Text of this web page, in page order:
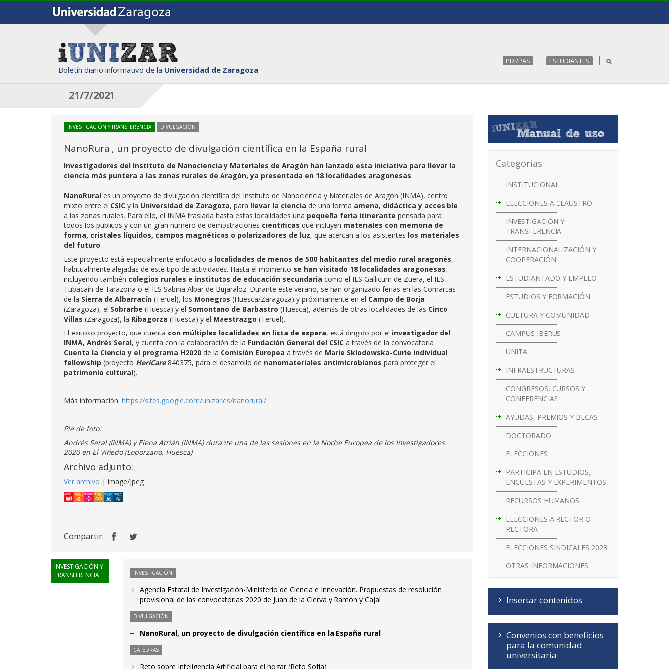
Boletín diario informativo de la Universidad de Zaragoza
PDI/PAS ESTUDIANTES
21/7/2021
Categorías
INSTITUCIONAL
ELECCIONES A CLAUSTRO
INVESTIGACIÓN Y
TRANSFERENCIA
INTERNACIONALIZACIÓN Y
COOPERACIÓN
ESTUDIANTADO Y EMPLEO
ESTUDIOS Y FORMACIÓN
CULTURA Y COMUNIDAD
CAMPUS IBERUS
UNITA
INFRAESTRUCTURAS
CONGRESOS, CURSOS Y
CONFERENCIAS
AYUDAS, PREMIOS Y BECAS
DOCTORADO
ELECCIONES
PARTICIPA EN ESTUDIOS,
ENCUESTAS Y EXPERIMENTOS
RECURSOS HUMANOS
ELECCIONES A RECTOR O
RECTORA
ELECCIONES SINDICALES 2023
OTRAS INFORMACIONES
Insertar contenidos
Convenios con beneficios
para la comunidad
universitaria
INVESTIGACIÓN Y TRANSFERENCIA DIVULGACIÓN
NanoRural, un proyecto de divulgación científica en la España rural
Investigadores del Instituto de Nanociencia y Materiales de Aragón han lanzado esta iniciativa para llevar la
ciencia más puntera a las zonas rurales de Aragón, ya presentada en 18 localidades aragonesas
NanoRural es un proyecto de divulgación científica del Instituto de Nanociencia y Materiales de Aragón (INMA), centro
mixto entre el CSIC y la Universidad de Zaragoza, para llevar la ciencia de una forma amena, didáctica y accesible
a las zonas rurales. Para ello, el INMA traslada hasta estas localidades una pequeña feria itinerante pensada para
todos los públicos y con un gran número de demostraciones científicas que incluyen materiales con memoria de
forma, cristales líquidos, campos magnéticos o polarizadores de luz, que acercan a los asistentes los materiales
del futuro.
Este proyecto está especialmente enfocado a localidades de menos de 500 habitantes del medio rural aragonés,
habitualmente alejadas de este tipo de actividades. Hasta el momento se han visitado 18 localidades aragonesas,
incluyendo también colegios rurales e institutos de educación secundaria como el IES Gallicum de Zuera, el IES
Tubacaín de Tarazona o el IES Sabina Albar de Bujaraloz. Durante este verano, se han organizado ferias en las Comarcas
de la Sierra de Albarracín (Teruel), los Monegros (Huesca/Zaragoza) y próximamente en el Campo de Borja
(Zaragoza), el Sobrarbe (Huesca) y el Somontano de Barbastro (Huesca), además de otras localidades de las Cinco
Villas (Zaragoza), la Ribagorza (Huesca) y el Maestrazgo (Teruel).
El exitoso proyecto, que cuenta con múltiples localidades en lista de espera, está dirigido por el investigador del
INMA, Andrés Seral, y cuenta con la colaboración de la Fundación General del CSIC a través de la convocatoria
Cuenta la Ciencia y el programa H2020 de la Comisión Europea a través de Marie Sklodowska-Curie individual
fellowship (proyecto HeriCare840375, para el desarrollo de nanomateriales antimicrobianos para proteger el
patrimonio cultural).
Más información: https://sites.google.com/unizar.es/nanorural/
Pie de foto:
Andrés Seral (INMA) y Elena Atrián (INMA) durante una de las sesiones en la Noche Europea de los Investigadores
2020 en El Viñedo (Loporzano, Huesca)
Archivo adjunto:
Ver archivo | image/jpeg
Compartir:
INVESTIGACIÓN Y
TRANSFERENCIA
INVESTIGACIÓN
Agencia Estatal de Investigación-Ministerio de Ciencia e Innovación. Propuestas de resolución
provisional de las convocatorias 2020 de Juan de la Cierva y Ramón y Cajal
DIVULGACIÓN
NanoRural, un proyecto de divulgación científica en la España rural
CÁTEDRAS
Reto sobre Inteligencia Artificial para el hogar (Reto Sofía)